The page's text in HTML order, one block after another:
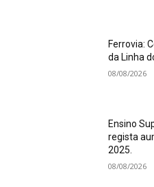
Ferrovia:
da Linha
08/08/2026
Ensino
regista
2025.
08/08/2026